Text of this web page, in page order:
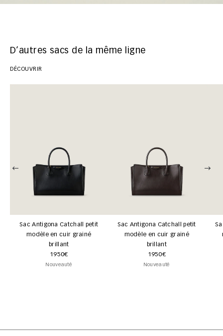
D’autres sacs de la même ligne
DÉCOUVRIR
Sac Antigona Catchall petit
modèle en cuir grainé
brillant
1950€
Nouveauté
Sac Antigona Catchall petit
modèle en cuir grainé
brillant
1950€
Nouveauté